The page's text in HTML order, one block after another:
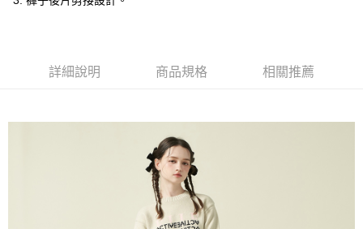
萊爾富取貨付款
付款後萊爾富取貨
每筆NT$60，滿NT$1,500(含以上)免運費
每筆NT$60，滿NT$1,500(含以上)免運費
詳細說明 商品規格 相關推薦